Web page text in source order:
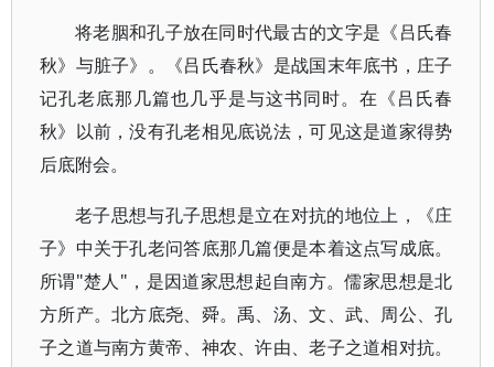
将老胭和孔子放在同时代最古的文字是《吕氏春
秋》与脏子》。《吕氏春秋》是战国末年底书，庄子
记孔老底那几篇也几乎是与这书同时。在《吕氏春
秋》以前，没有孔老相见底说法，可见这是道家得势
后底附会。
老子思想与孔子思想是立在对抗的地位上，《庄
子》中关于孔老问答底那几篇便是本着这点写成底。
所谓"楚人"，是因道家思想起自南方。儒家思想是北
方所产。北方底尧、舜。禹、汤、文、武、周公、孔
子之道与南方黄帝、神农、许由、老子之道相对抗。